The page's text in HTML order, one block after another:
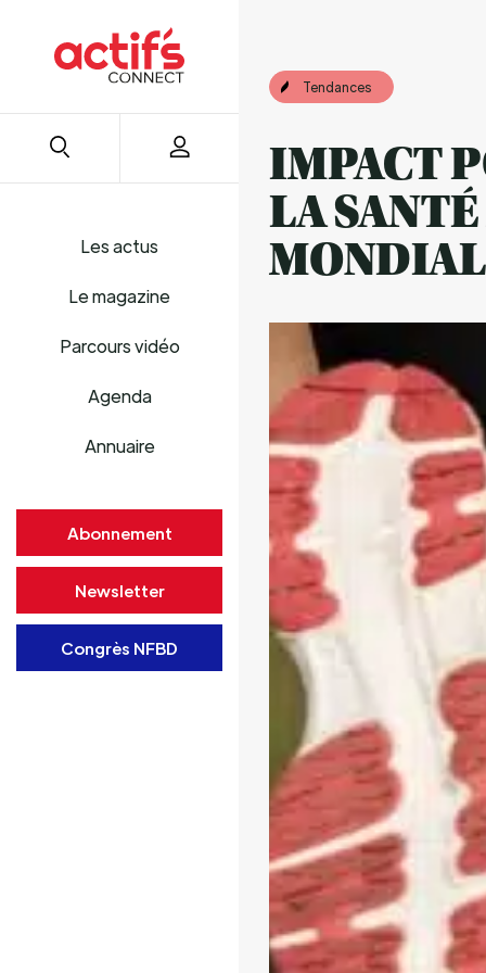
Les actus
Le magazine
Parcours vidéo
Agenda
Annuaire
Abonnement
Newsletter
Congrès NFBD
Tendances
IMPACT
LA